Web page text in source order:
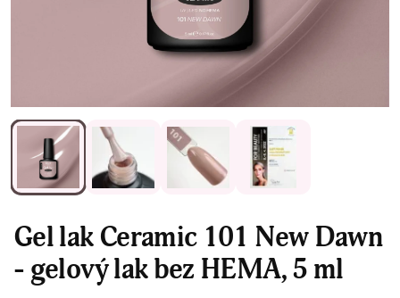
Gel lak Ceramic 101 New Dawn
- gelový lak bez HEMA, 5 ml